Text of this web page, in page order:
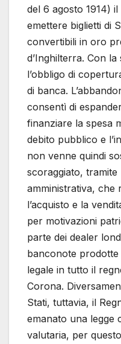
del 6 agosto 1914)
emettere biglietti di
convertibili in oro
d’Inghilterra. Con
l’obbligo di
di banca.
consentì di
finanziare la spesa
debito pubblico e
non venne quindi
scoraggiato,
amministrativa, che
l’acquisto e la
per motivazioni
parte dei dealer
banconote
legale in tutto il
Corona.
Stati, tuttavia, il
emanato una legge
valutaria, per